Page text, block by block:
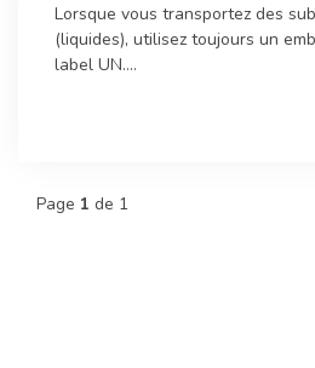
Lorsque vous transportez des
(liquides), utilisez toujours un
label UN....
Page 1 de 1